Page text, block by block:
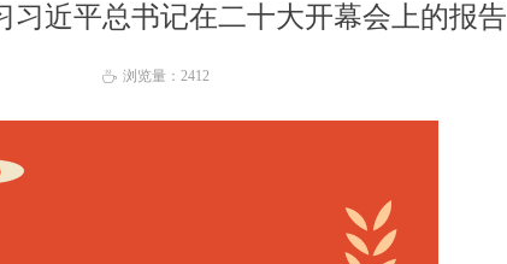
近平总书记在二十大开幕会上的报告
ꄘ 浏览量： 2412